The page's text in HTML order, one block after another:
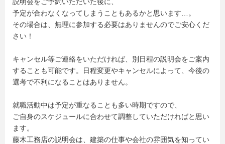
予定が合わなくなってしまうこともあるかと思います…。
その場合は、無理に参加する必要はありませんのでご安心くだ
さい！
キャンセル等ご連絡をいただければ、別日程の説明会をご案内
することも可能です。日程変更やキャンセルによって、今後の
選考で不利になることはありません。
就職活動中は予定が重なることも多い時期ですので、
ご自身のスケジュールに合わせて調整していただければと思い
ます。
藤木工務店の説明会は、建築の仕事や会社の雰囲気を知ってい